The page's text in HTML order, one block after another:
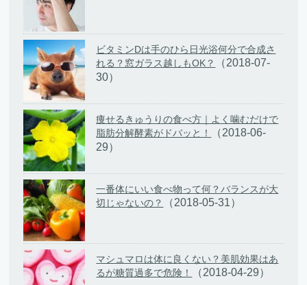
ビタミンDは手のひら日光浴何分で合成さ
れる？窓ガラス越しもOK？
（2018-07-
30）
痩せるきゅうりの食べ方｜よく噛むだけで
脂肪分解酵素がドバッと！
（2018-06-
29）
一番体にいい食べ物って何？バランスが大
切じゃないの？
（2018-05-31）
マシュマロは体に良くない？美肌効果はあ
るが糖質過多で危険！
（2018-04-29）